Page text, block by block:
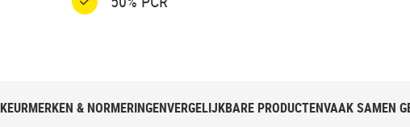
KEURMERKEN & NORMERINGENVERGELIJKBARE PRODUCTENVAAK SAMEN